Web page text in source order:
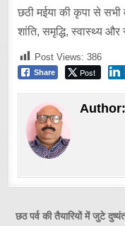
छठी मईया की कृपा से
शांति, समृद्धि, स्वास्थ्य और
Post Views: 386
Share Post
Author:
Post
छठ पर्व की तैयारियों में जुटे